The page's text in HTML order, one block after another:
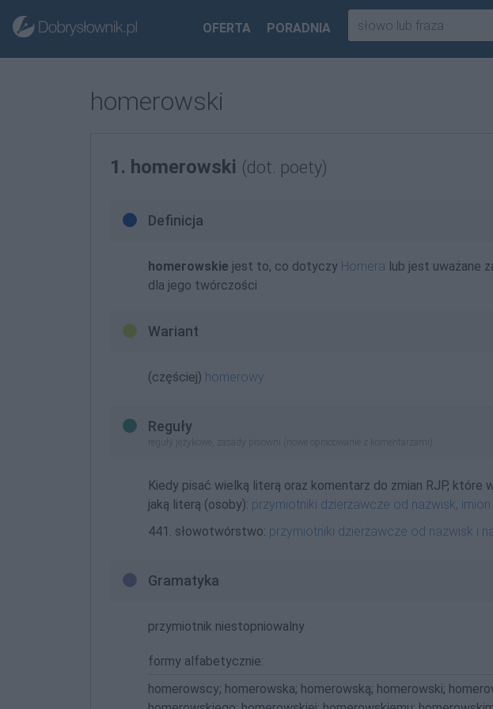
OFERTA PORADNIA
homerowski
1. homerowski (dot. poety)
Definicja
homerowskie jest to, co dotyczy Homera lub jest uważane
dla jego twórczości
Wariant
(częściej) homerowy
Reguły
reguły językowe, zasady pisowni (nowe opracowanie z komentarzami)
Kiedy pisać wielką literą oraz komentarz do zmian RJP, które
jaką literą (osoby): przymiotniki dzierżawcze od nazwisk, imion
441. słowotwórstwo: przymiotniki dzierżawcze od nazwisk i
Gramatyka
przymiotnik niestopniowalny
formy alfabetycznie:
homerowscy; homerowska; homerowską; homerowski;